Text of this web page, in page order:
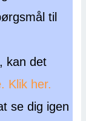
til
kan det
Klik her.
se dig igen